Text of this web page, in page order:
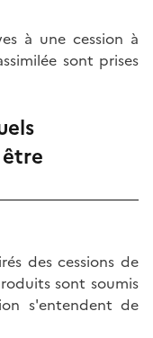
à une cession à
sont prises
des cessions de
sont soumis
s'entendent de